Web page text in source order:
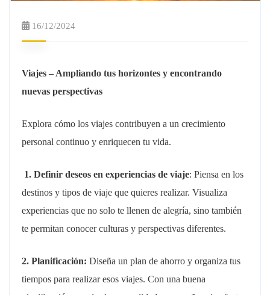
16/12/2024
Viajes – Ampliando tus horizontes y encontrando
nuevas perspectivas
Explora cómo los viajes contribuyen a un crecimiento
personal continuo y enriquecen tu vida.
1. Definir deseos en experiencias de viaje: Piensa en los
destinos y tipos de viaje que quieres realizar. Visualiza
experiencias que no solo te llenen de alegría, sino también
te permitan conocer culturas y perspectivas diferentes.
2. Planificación: Diseña un plan de ahorro y organiza tus
tiempos para realizar esos viajes. Con una buena